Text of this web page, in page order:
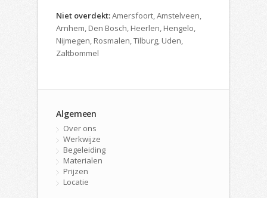
Niet overdekt:Amersfoort, Amstelveen,
Arnhem, Den Bosch, Heerlen, Hengelo,
Nijmegen, Rosmalen, Tilburg, Uden,
Zaltbommel
Algemeen
Over ons
Werkwijze
Begeleiding
Materialen
Prijzen
Locatie